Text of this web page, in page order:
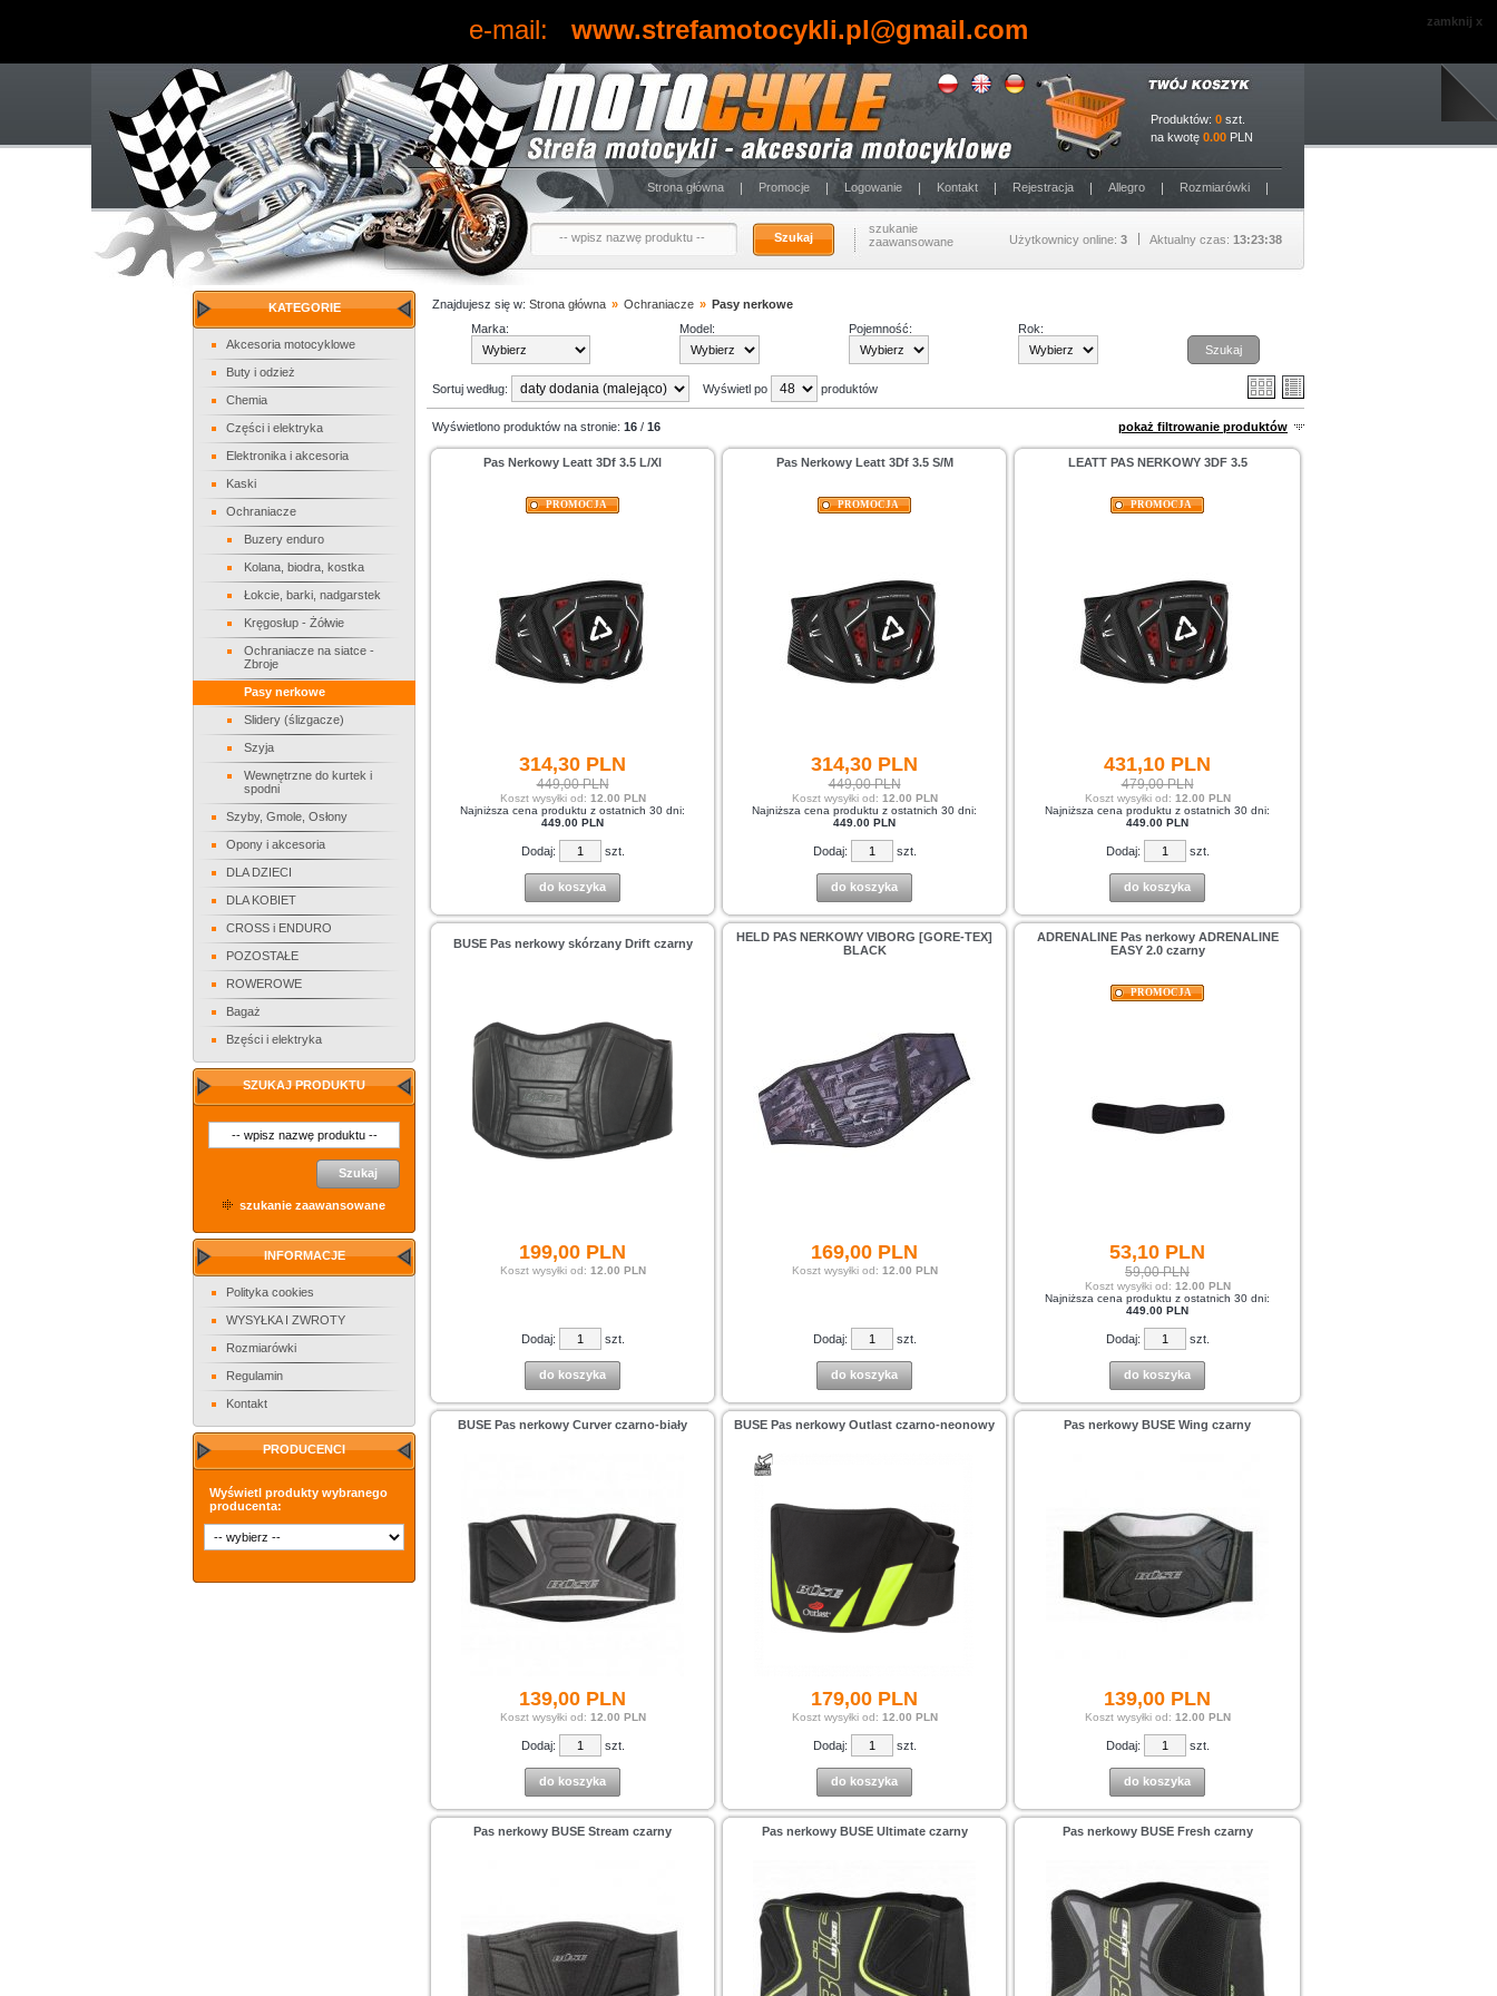
e-mail: www.strefamotocykli.pl@gmail.com zamknij x
Produktów: 0 szt.
na kwotę 0.00 PLN
Strona główna Promocje Logowanie Kontakt Rejestracja Allegro Rozmiarówki
Użytkownicy online: 3 Aktualny czas: 13:23:39
Szukaj
szukanie
zaawansowane
KATEGORIE
Akcesoria motocyklowe
Buty i odzież
Chemia
Części i elektryka
Elektronika i akcesoria
Kaski
Ochraniacze
Buzery enduro
Kolana, biodra, kostka
Łokcie, barki, nadgarstek
Kręgosłup - Żółwie
Ochraniacze na siatce -
Zbroje
Pasy nerkowe
Slidery (ślizgacze)
Szyja
Wewnętrzne do kurtek i
spodni
Szyby, Gmole, Osłony
Opony i akcesoria
DLA DZIECI
DLA KOBIET
CROSS i ENDURO
POZOSTAŁE
ROWEROWE
Bagaż
Bzęści i elektryka
SZUKAJ PRODUKTU
Szukaj
szukanie zaawansowane
INFORMACJE
Polityka cookies
WYSYŁKA I ZWROTY
Rozmiarówki
Regulamin
Kontakt
PRODUCENCI
Wyświetl produkty wybranego
producenta:
Znajdujesz się w: Strona główna » Ochraniacze » Pasy nerkowe
Marka:
Model: Pojemność:
Rok:
Szukaj
Sortuj według: Wyświetl po produktów
Wyświetlono produktów na stronie: 16 / 16 pokaż filtrowanie produktów
Pas Nerkowy Leatt 3Df 3.5 L/Xl Pas Nerkowy Leatt 3Df 3.5 S/M LEATT PAS NERKOWY 3DF 3.5
PROMOCJA PROMOCJA PROMOCJA
314,30 PLN
449,00 PLN
Koszt wysyłki od: 12.00 PLN
Najniższa cena produktu z ostatnich 30 dni:
449.00 PLN
314,30 PLN
449,00 PLN
Koszt wysyłki od: 12.00 PLN
Najniższa cena produktu z ostatnich 30 dni:
449.00 PLN
431,10 PLN
479,00 PLN
Koszt wysyłki od: 12.00 PLN
Najniższa cena produktu z ostatnich 30 dni:
449.00 PLN
Dodaj: szt.
do koszyka
Dodaj: szt.
do koszyka
Dodaj: szt.
do koszyka
BUSE Pas nerkowy skórzany Drift czarny
HELD PAS NERKOWY VIBORG [GORE-TEX]
BLACK
ADRENALINE Pas nerkowy ADRENALINE
EASY 2.0 czarny
PROMOCJA
199,00 PLN
Koszt wysyłki od: 12.00 PLN
169,00 PLN
Koszt wysyłki od: 12.00 PLN
53,10 PLN
59,00 PLN
Koszt wysyłki od: 12.00 PLN
Najniższa cena produktu z ostatnich 30 dni:
449.00 PLN
Dodaj: szt.
do koszyka
Dodaj: szt.
do koszyka
Dodaj: szt.
do koszyka
BUSE Pas nerkowy Curver czarno-biały BUSE Pas nerkowy Outlast czarno-neonowy Pas nerkowy BUSE Wing czarny
139,00 PLN
Koszt wysyłki od: 12.00 PLN
179,00 PLN
Koszt wysyłki od: 12.00 PLN
139,00 PLN
Koszt wysyłki od: 12.00 PLN
Dodaj: szt.
do koszyka
Dodaj: szt.
do koszyka
Dodaj: szt.
do koszyka
Pas nerkowy BUSE Stream czarny Pas nerkowy BUSE Ultimate czarny Pas nerkowy BUSE Fresh czarny